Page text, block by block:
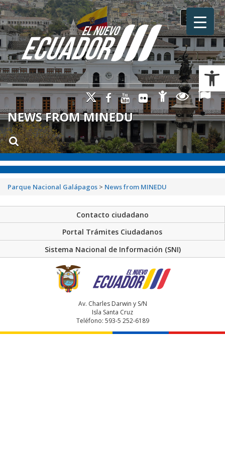
Toggle
NEWS FROM MINEDU
Parque Nacional Galápagos > News from MINEDU
Contacto ciudadano
Portal Trámites Ciudadanos
Sistema Nacional de Información (SNI)
Av. Charles Darwin y S/N
Isla Santa Cruz
Teléfono: 593-5 252-6189